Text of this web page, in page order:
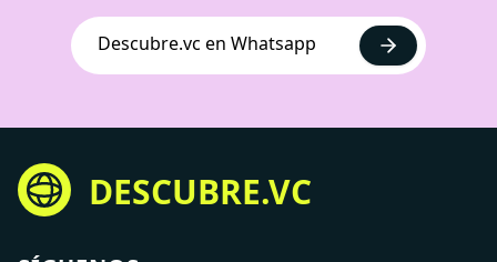
Descubre.vc en Whatsapp
DESCUBRE.VC